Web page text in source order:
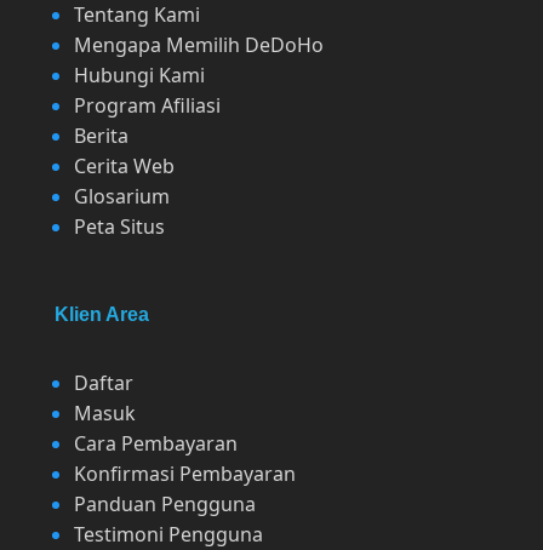
Tentang Kami
Mengapa Memilih DeDoHo
Hubungi Kami
Program Afiliasi
Berita
Cerita Web
Glosarium
Peta Situs
Klien Area
Daftar
Masuk
Cara Pembayaran
Konfirmasi Pembayaran
Panduan Pengguna
Testimoni Pengguna